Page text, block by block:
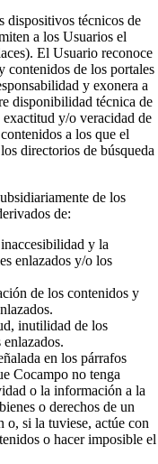
dispositivos técnicos de
a los Usuarios el
El Usuario reconoce
contenidos de los portales
y exonera a
disponibilidad técnica de
y/o veracidad de
a los que el
directorios de búsqueda
de los
de:
y la
enlazados y/o los
de los contenidos y
inutilidad de los
en los párrafos
Cocampo no tenga
o la información a la
o derechos de un
o, si la tuviese, actúe con
o hacer imposible el